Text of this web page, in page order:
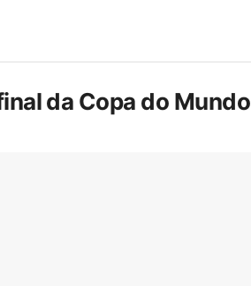
da Copa do Mundo